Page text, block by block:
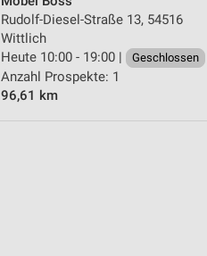
Rudolf-Diesel-Straße 13, 54516
Wittlich
Heute 10:00 - 19:00 |
Geschlossen
Anzahl Prospekte: 1
96,61 km